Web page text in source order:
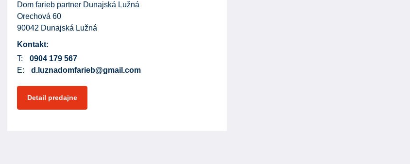
Dom farieb partner Dunajská Lužná
Orechová 60
90042 Dunajská Lužná
Kontakt:
T:
0904 179 567
E:
d.luznadomfarieb@gmail.com
Detail predajne